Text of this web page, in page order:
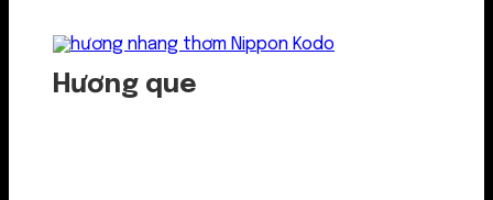
Hương que